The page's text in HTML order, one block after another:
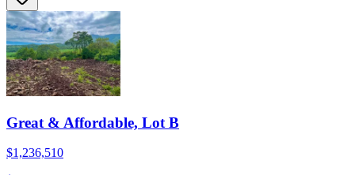
Great & Affordable, Lot B
$1,236,510